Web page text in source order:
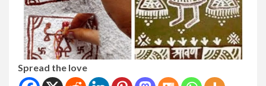
Spread the love